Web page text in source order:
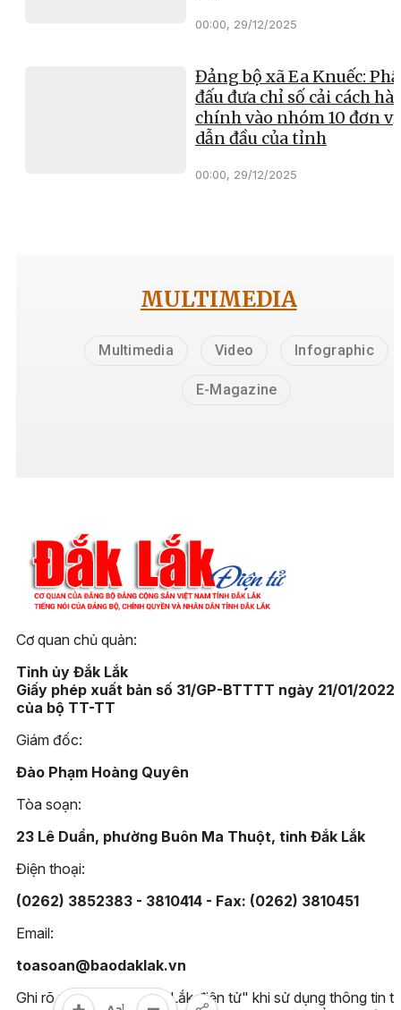
00:00, 29/12/2025
Đảng bộ xã Ea Knuếc:
đấu đưa chỉ số cải cách
chính vào nhóm 10 đơn vị
dẫn đầu của tỉnh
00:00, 29/12/2025
MULTIMEDIA
Multimedia Video Infographic
E-Magazine
Cơ quan chủ quản:
Tỉnh ủy Đắk Lắk
Giấy phép xuất bản số 31/GP-BTTTT ngày 21/01/2022
của bộ TT-TT
Giám đốc:
Đào Phạm Hoàng Quyên
Tòa soạn:
23 Lê Duẩn, phường Buôn Ma Thuột, tỉnh Đắk Lắk
Điện thoại:
(0262) 3852383 - 3810414 - Fax: (0262) 3810451
Email:
toasoan@baodaklak.vn
Ghi rõ nguồn "Báo Đắk Lắk điện tử" khi sử dụng thông tin